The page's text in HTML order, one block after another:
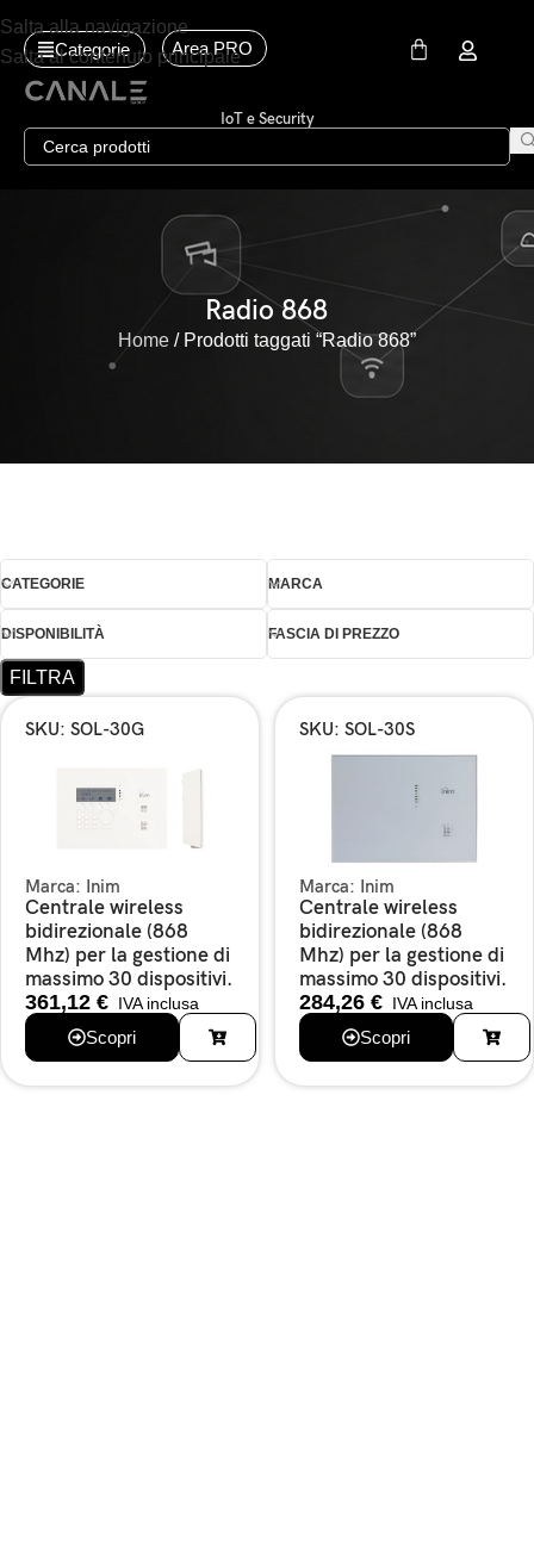
Salta alla navigazione
Salta al contenuto principale
Categorie Area PRO
IoT e Security
Radio 868
Home Prodotti taggati “Radio 868”
CATEGORIE MARCA
DISPONIBILITÀ FASCIA DI PREZZO
FILTRA
SKU: SOL-30G
Marca: Inim
Centrale wireless
bidirezionale (868
Mhz) per la gestione di
massimo 30 dispositivi.
361,12 € IVA inclusa
Scopri
SKU: SOL-30S
Marca: Inim
Centrale wireless
bidirezionale (868
Mhz) per la gestione di
massimo 30 dispositivi.
284,26 € IVA inclusa
Scopri